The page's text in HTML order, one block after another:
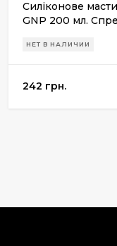
Силіконове
GNP 200 мл.
НЕТ В НАЛИЧИИ
242 грн.